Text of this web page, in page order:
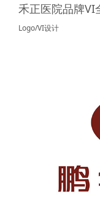
禾正医院品牌VI
Logo/VI设计